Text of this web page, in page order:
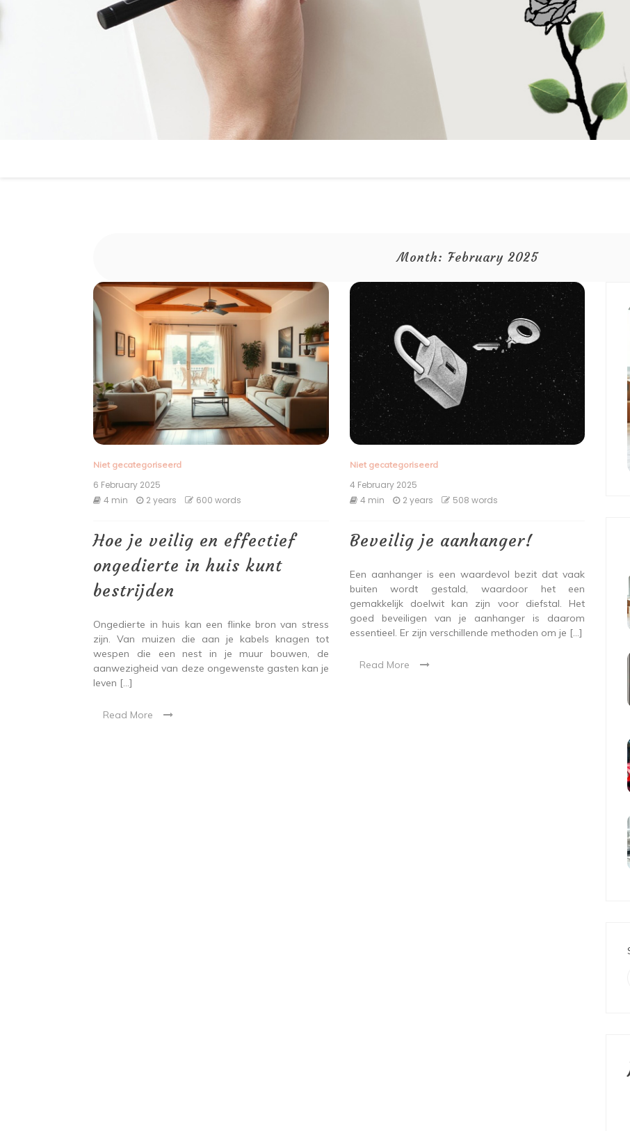
Month: February 2025
Niet gecategoriseerd
6 February 2025
4 min
2 years 600 words
Hoe je veilig en effectief
ongedierte in huis kunt
bestrijden
Ongedierte in huis kan een flinke bron van stress
zijn. Van muizen die aan je kabels knagen tot
wespen die een nest in je muur bouwen, de
aanwezigheid van deze ongewenste gasten kan je
leven […]
Read More
Niet gecategoriseerd
4 February 2025
4 min
2 years 508 words
Beveilig je aanhanger!
Een aanhanger is een waardevol bezit dat vaak
buiten wordt gestald, waardoor het een
gemakkelijk doelwit kan zijn voor diefstal. Het
goed beveiligen van je aanhanger is daarom
essentieel. Er zijn verschillende methoden om je […]
Read More